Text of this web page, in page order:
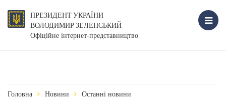
ПРЕЗИДЕНТ УКРАЇНИ
ВОЛОДИМИР ЗЕЛЕНСЬКИЙ
Офіційне інтернет-представництво
Головна Новини Останні новини